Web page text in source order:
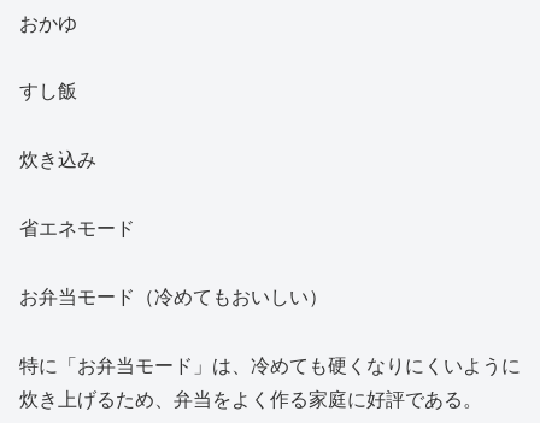
おかゆ
すし飯
炊き込み
省エネモード
お弁当モード（冷めてもおいしい）
特に「お弁当モード」は、冷めても硬くなりにくいように
炊き上げるため、弁当をよく作る家庭に好評である。